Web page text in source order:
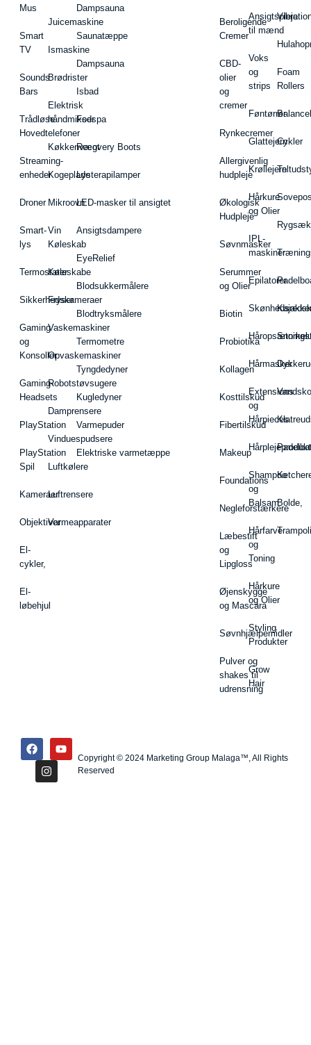
Mus
Smart
TV
Sounds
Bars
Trådløse
Hovedtelefoner
Streaming-
enheder
Droner
Smart-
lys
Termostater
Sikkerhedskameraer
Gaming
og
Konsoller
Gaming-
Headsets
PlayStation
PlayStation
Spil
Kameraer
Objektiver
El-
cykler,
El-
løbehjul
Juicemaskine
Ismaskine
Brødrister
Elektrisk
håndmikser
Køkkenvægt
Kogeplade
Mikroovn
Vin
Køleskab
Køleskabe
Fryser
Vaskemaskiner
Opvaskemaskiner
Robotstøvsugere
Damprensere
Vinduespudsere
Luftkølere
Luftrensere
Varmeapparater
Dampsauna
Saunatæppe
Dampsauna
Isbad
Fodspa
Recovery Boots
Lysterapilamper
LED-masker til ansigtet
Ansigtsdampere
EyeRelief
Blodsukkermålere
Blodtryksmålere
Termometre
Tyngdedyner
Kugledyner
Varmepuder
Elektriske varmetæppe
Beroligende
Cremer
CBD-
olier
og
cremer
Rynkecremer
Allergivenlig
hudpleje
Økologisk
Hudpleje
Søvnmasker
Serummer
og Olier
Biotin
Probiotika
Kollagen
Kosttilskud
Fibertilskud
Makeup
Foundations
Negleforstærkere
Læbestift
og
Lipgloss
Øjenskygge
og Mascara
Søvnhjælpemidler
Pulver og
shakes til
udrensning
Ansigtspleje
til mænd
Voks
og
strips
Føntørrer
Glattejern
Krøllejern
Hårkure
og Olier
IPL-
maskiner
Epilatorer
Hårmasker
Extensions
og
Hårpieces
Shampoo
og
Balsam
Hårfarve
og
Toning
Hårkure
og Olier
Styling
Produkter
Grow
Hair
Foam
Rollers
Cykler
Vandsko
Bolde,
Copyright © 2024 Marketing Group Malaga™, All Rights
Reserved